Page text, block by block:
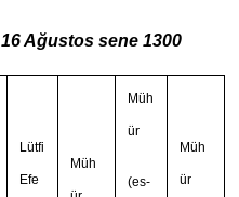
Ağustos sene 1300
Lütfi
Efe
Müh
Müh
ür
(es-
Müh
ür